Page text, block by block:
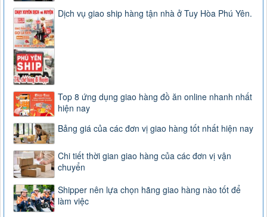
Dịch vụ giao ship hàng tận nhà ở Tuy Hòa Phú Yên.
Top 8 ứng dụng giao hàng đồ ăn online nhanh nhất
hiện nay
Bảng giá của các đơn vị giao hàng tốt nhất hiện nay
Chi tiết thời gian giao hàng của các đơn vị vận
chuyển
Shipper nên lựa chọn hãng giao hàng nào tốt để
làm việc